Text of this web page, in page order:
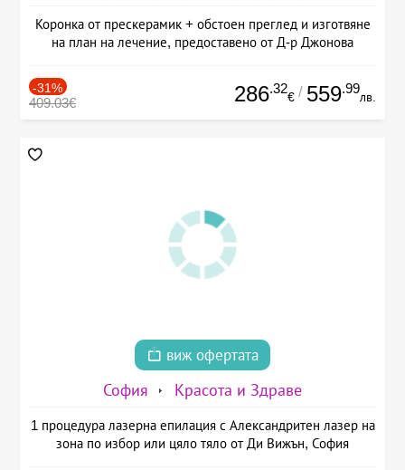
Коронка от прескерамик + обстоен преглед и изготвяне
на план на лечение, предоставено от Д-р Джонова
-31%
409.03€ 286.32
€ / 559.99
лв.
виж офертата
София Красота и Здраве
1 процедура лазерна епилация с Александритен лазер на
зона по избор или цяло тяло от Ди Вижън, София